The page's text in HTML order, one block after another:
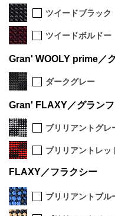
ツイードブラック
ツイードボルドー
Gran' WOOLY prime／
ダークグレー
Gran' FLAXY／グラン
ブリリアントグレ
ブリリアントレッ
FLAXY／フラクシー
ブリリアントブル